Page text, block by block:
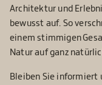
Architektur und
bewusst auf. So
einem stimmigen
Natur auf ganz
Bleiben Sie informiert